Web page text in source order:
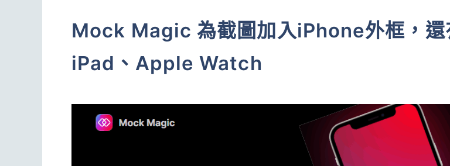
Mock Magic 為截圖加入iPhone外框，還
iPad、Apple Watch